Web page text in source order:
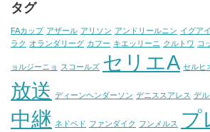
タグ
FAカップ アザール アリソン アンドリールニン イグア
ラク オランダリーグ カフー キエッリーニ クルトワ コ
ョルジーニョ スコールズ セリエA セルヒ
放送 ディーンヘンダーソン デニススアレス デ
中継 ネドベド ファンダイク フンメルス
プ